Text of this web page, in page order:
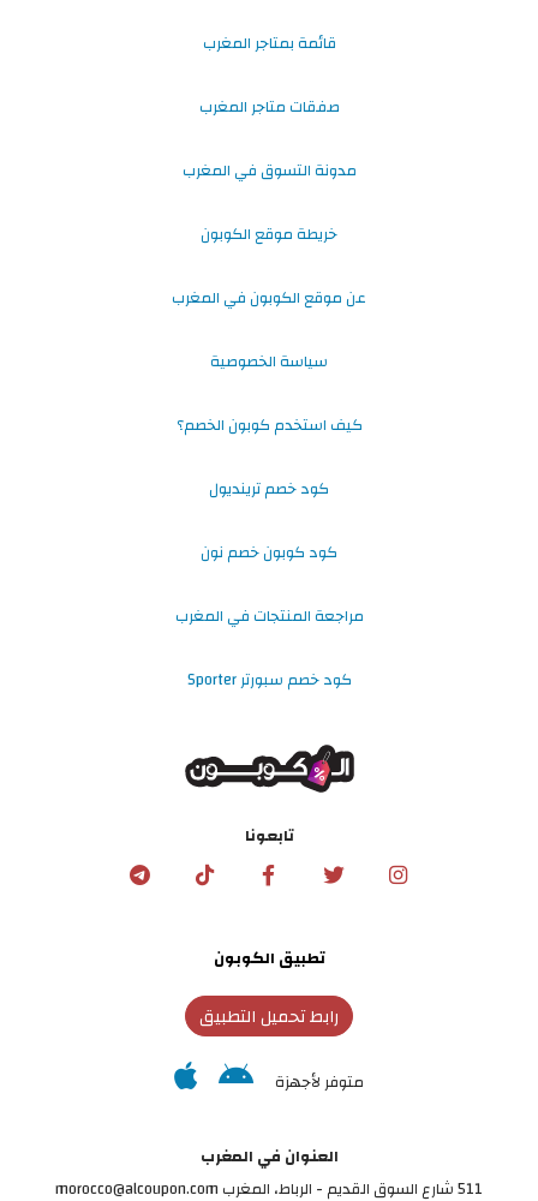
قائمة بمتاجر المغرب
صفقات متاجر المغرب
مدونة التسوق في المغرب
خريطة موقع الكوبون
عن موقع الكوبون في المغرب
سياسة الخصوصية
كيف استخدم كوبون الخصم؟
كود خصم ترينديول
كود كوبون خصم نون
مراجعة المنتجات في المغرب
كود خصم سبورتر Sporter
تابعونا
تطبيق الكوبون
رابط تحميل التطبيق
متوفر لأجهزة
العنوان في المغرب
511 شارع السوق القديم - الرباط، المغرب morocco@alcoupon.com